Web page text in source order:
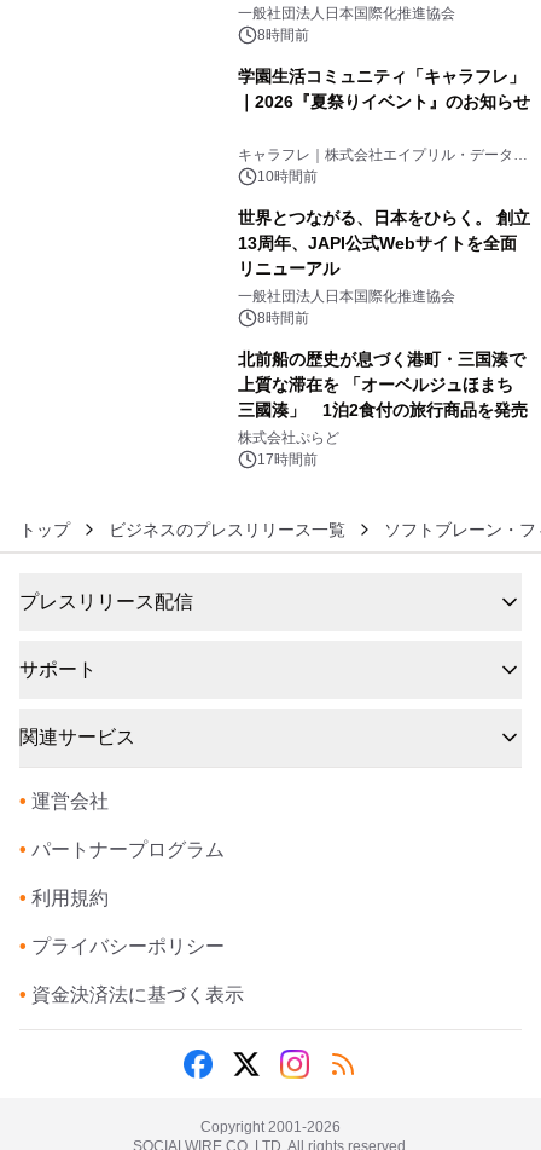
をリリース
一般社団法人日本国際化推進協会
8時間前
学園生活コミュニティ「キャラフレ」
｜2026『夏祭りイベント』のお知らせ
キャラフレ｜株式会社エイプリル・データ・
デザインズ
10時間前
世界とつながる、日本をひらく。 創立
13周年、JAPI公式Webサイトを全面
リニューアル
一般社団法人日本国際化推進協会
8時間前
北前船の歴史が息づく港町・三国湊で
上質な滞在を 「オーベルジュほまち
三國湊」 1泊2食付の旅行商品を発売
株式会社ぷらど
17時間前
トップ ビジネスのプレスリリース一覧 ソフトブレーン・
プレスリリース配信
サポート
関連サービス
• 運営会社
• パートナープログラム
• 利用規約
• プライバシーポリシー
• 資金決済法に基づく表示
Copyright 2001-2026
SOCIALWIRE CO.,LTD. All rights reserved.